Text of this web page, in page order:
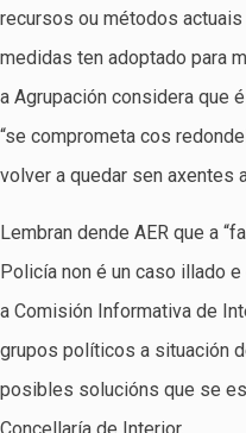
recursos ou métodos
medidas ten adoptado para
a Agrupación considera que
“se comprometa cos
volver a quedar sen axentes
Lembran dende AER que a
Policía non é un caso illado
a Comisión Informativa de
grupos políticos a situación
posibles solucións que se